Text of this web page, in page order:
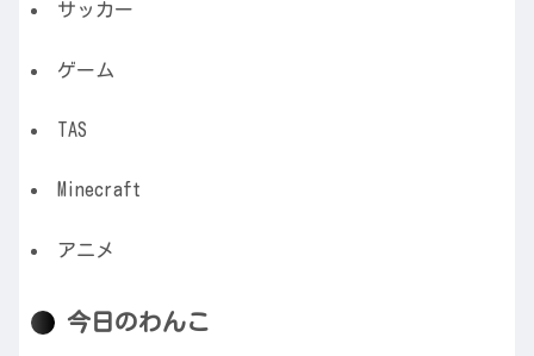
サッカー
ゲーム
TAS
Minecraft
アニメ
今日のわんこ